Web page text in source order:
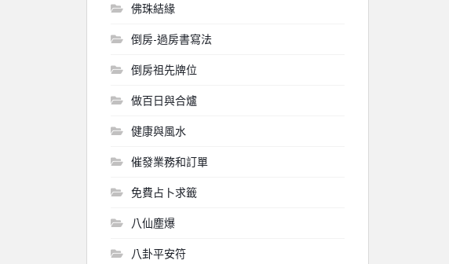
佛珠結緣
倒房-過房書寫法
倒房祖先牌位
做百日與合爐
健康與風水
催發業務和訂單
免費占卜求籤
八仙塵爆
八卦平安符